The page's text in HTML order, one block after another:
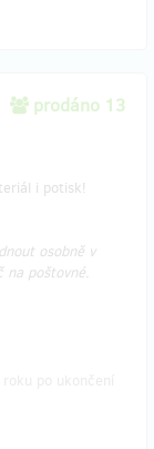
prodáno 13
i potisk!
osobně v
poštovné.